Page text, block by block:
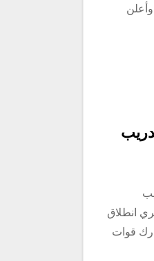
انطلاق
تشارك قوات